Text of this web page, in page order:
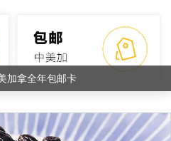
加拿全年包邮卡